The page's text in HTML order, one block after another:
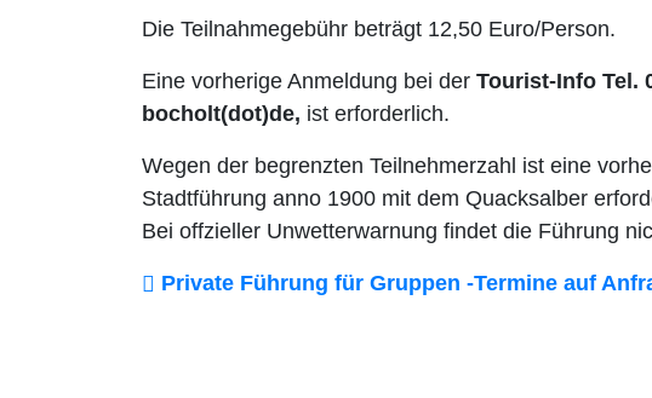
Die Teilnahmegebühr beträgt 12,50 Euro/Person.
Eine vorherige Anmeldung bei der Tourist-Info Tel.
bocholt(dot)de, ist erforderlich.
Wegen der begrenzten Teilnehmerzahl ist eine
Stadtführung anno 1900 mit dem Quacksalber
Bei offzieller Unwetterwarnung findet die Führung
Private Führung für Gruppen -Termine auf